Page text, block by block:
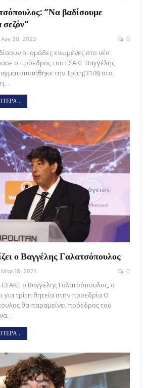
“Να βαδίσουμε
Αυγ 30, 2022 0
οι ομάδες ενωμένες στο νέο
ο πρόεδρος του ΕΣΑΚΕ Βαγγέλης
την Τρίτη(31/8) στα
η…
ο Βαγγέλης Γαλατσόπουλος
Μαρ 18, 2021 0
ο Βαγγέλης Γαλατσόπουλος, ο
για τρίτη θητεία στην προεδρία O
θα παραμείνει πρόεδρος του